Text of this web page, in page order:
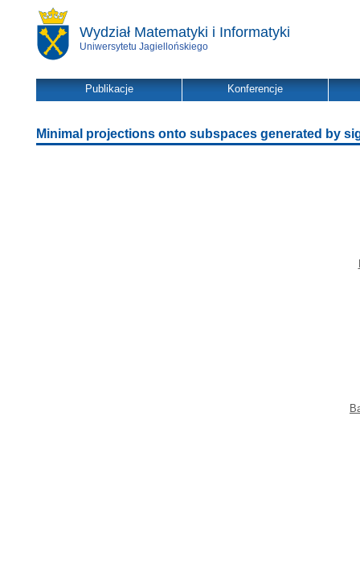
Wydział Matematyki i Informatyki
Uniwersytetu Jagiellońskiego
Publikacje Konferencje
Minimal projections onto subspaces generated by